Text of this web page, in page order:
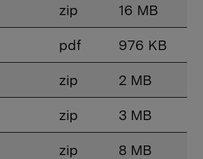
zip 16 MB
pdf 976 KB
zip 2 MB
zip 3 MB
zip 8 MB